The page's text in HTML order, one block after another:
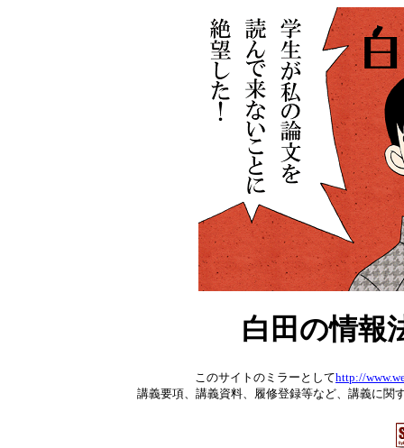
白田の情報
このサイトのミラーとしてhttp://
講義要項、講義資料、履修登録等など、講義に関